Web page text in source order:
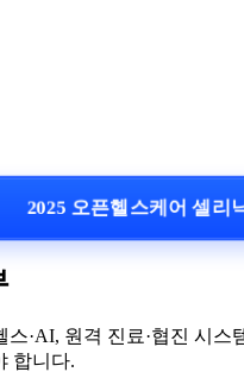
2025 오픈헬스케어 셀리
·AI, 원격 진료·협진 시
합니다.